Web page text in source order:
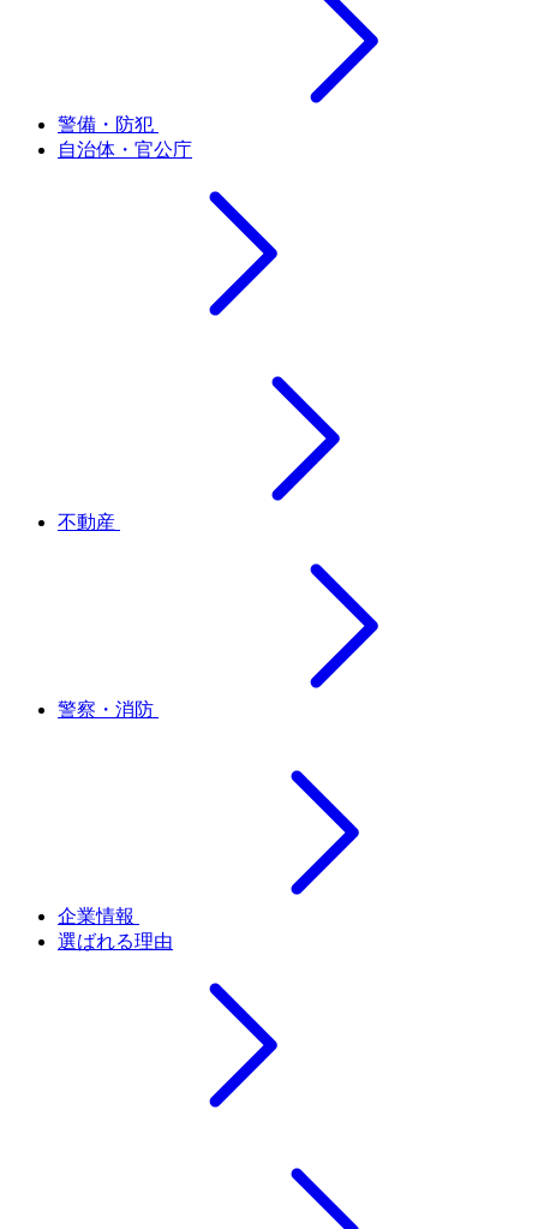
警備・防犯
自治体・官公庁
不動産
警察・消防
企業情報
選ばれる理由